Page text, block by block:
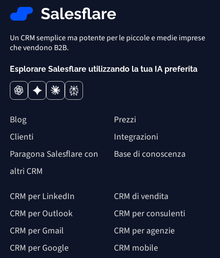
Un CRM semplice ma potente per le piccole e medie imprese
che vendono B2B.
Esplorare Salesflare utilizzando la tua IA preferita
Blog
Prezzi
Clienti
Integrazioni
Paragona Salesflare con
altri CRM
Base di conoscenza
CRM per LinkedIn
CRM per Outlook
CRM per Gmail
CRM per Google
CRM di vendita
CRM per consulenti
CRM per agenzie
CRM mobile